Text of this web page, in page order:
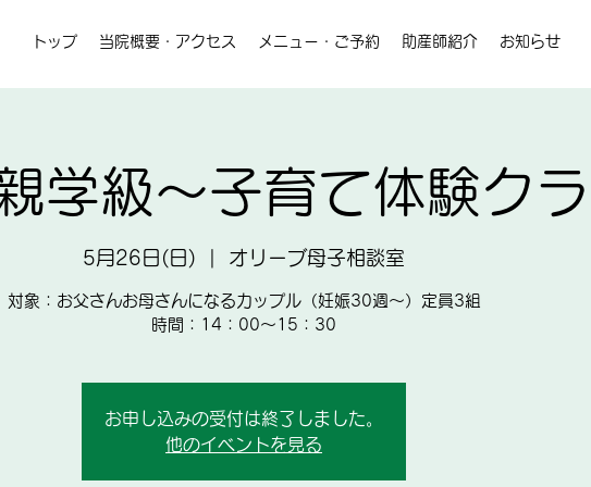
トップ 当院概要・アクセス メニュー・ご予約 助産師紹介 お知らせ
学級～子育て体験ク
5月26日(日) オリーブ母子相談室
対象：お父さんお母さんになるカップル（妊娠30週～）定員3組
時間：14：00～15：30
お申し込みの受付は終了しました。
他のイベントを見る